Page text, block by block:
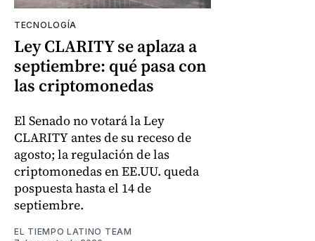
TECNOLOGÍA
Ley CLARITY se aplaza a
septiembre: qué pasa con
las criptomonedas
El Senado no votará la Ley
CLARITY antes de su receso de
agosto; la regulación de las
criptomonedas en EE.UU. queda
pospuesta hasta el 14 de
septiembre.
EL TIEMPO LATINO TEAM